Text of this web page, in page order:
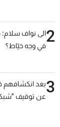
2الى نواف
في وجه خيّاط؟
3بعد انكشافهم
عن توقيف